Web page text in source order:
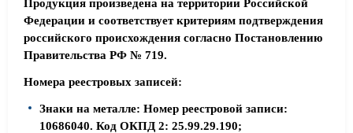
Продукция произведена на территории Российской
Федерации и соответствует критериям подтверждения
российского происхождения согласно Постановлению
Правительства РФ № 719.
Номера реестровых записей:
Знаки на металле: Номер реестровой записи:
10686040. Код ОКПД 2: 25.99.29.190;